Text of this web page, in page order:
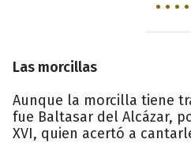
• • •
Las morcillas
Aunque la morcilla tiene
fue Baltasar del Alcázar,
XVI, quien acertó a